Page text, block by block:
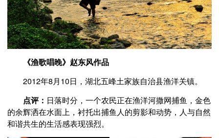
《渔歌唱晚》赵东风作品
2012年8月10日，湖北五峰土家族自治县渔洋关镇。
点评： 日落时分，一个农民正在渔洋河撒网捕鱼，金色
的余辉洒在水面上，衬托出捕鱼人的剪影和动势，人与自然
和谐共生的生活感表现强烈。